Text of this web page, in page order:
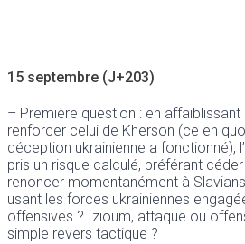
15 septembre (J+203)
– Première question : en
renforcer celui de Kherson (ce en
déception ukrainienne a fonctionné),
pris un risque calculé, préférant
renoncer momentanément à
usant les forces ukrainiennes
offensives ? Izioum, attaque ou
simple revers tactique ?